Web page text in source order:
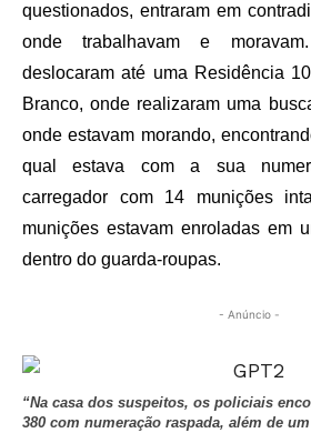
questionados, entraram em
onde trabalhavam e
deslocaram até uma Residência
Branco, onde realizaram uma
onde estavam morando,
qual estava com a sua
carregador com 14 munições
munições estavam enroladas em
dentro do guarda-roupas.
- Anúncio -
“Na casa dos suspeitos, os policiais
380 com numeração raspada, além de